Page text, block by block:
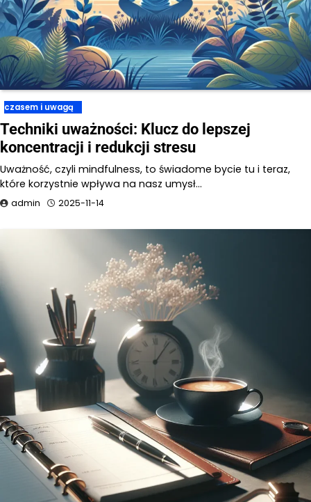
czasem i uwagą
Techniki uważności: Klucz do lepszej
koncentracji i redukcji stresu
Uważność, czyli mindfulness, to świadome bycie tu i teraz,
które korzystnie wpływa na nasz umysł…
admin 2025-11-14